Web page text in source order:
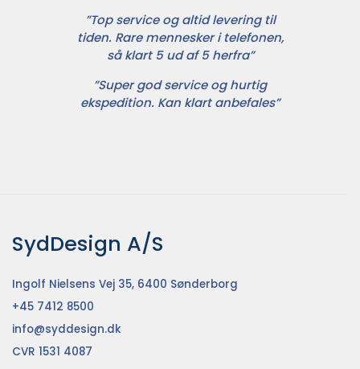
”Top service og altid levering til
tiden. Rare mennesker i telefonen,
så klart 5 ud af 5 herfra”
”Super god service og hurtig
ekspedition. Kan klart anbefales”
SydDesign A/S
Ingolf Nielsens Vej 35, 6400 Sønderborg
+45 7412 8500
info@syddesign.dk
CVR 1531 4087